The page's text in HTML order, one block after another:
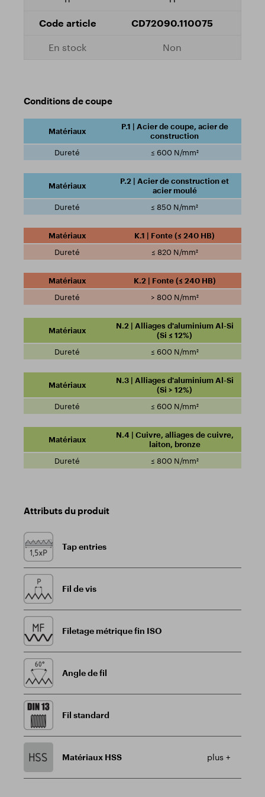
CD72090.110075
Non
Conditions de coupe
P.1 | Acier de coupe, acier de
construction
≤ 600 N/mm²
P.2 | Acier de construction et
acier moulé
≤ 850 N/mm²
K.1 | Fonte (≤ 240 HB)
≤ 820 N/mm²
K.2 | Fonte (≤ 240 HB)
> 800 N/mm²
N.2 | Alliages d'aluminium Al-Si
(Si ≤ 12%)
≤ 600 N/mm²
N.3 | Alliages d'aluminium Al-Si
(Si > 12%)
≤ 600 N/mm²
N.4 | Cuivre, alliages de cuivre,
laiton, bronze
≤ 800 N/mm²
Attributs du produit
Tap entries
Fil de vis
Filetage métrique fin ISO
Angle de fil
Fil standard
Matériaux HSS plus +